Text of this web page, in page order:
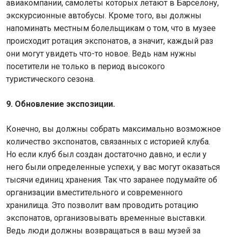
авиакомпании, самолеты которых летают в Барселону,
экскурсионные автобусы. Кроме того, вы должны
напоминать местным болельщикам о том, что в музее
происходит ротация экспонатов, а значит, каждый раз
они могут увидеть что-то новое. Ведь нам нужны
посетители не только в период высокого
туристического сезона.
9. Обновление экспозиции.
Конечно, вы должны собрать максимально возможное
количество экспонатов, связанных с историей клуба.
Но если клуб был создан достаточно давно, и если у
него были определенные успехи, у вас могут оказаться
тысячи единиц хранения. Так что заранее подумайте об
организации вместительного и современного
хранилища. Это позволит вам проводить ротацию
экспонатов, организовывать временные выставки.
Ведь люди должны возвращаться в ваш музей за